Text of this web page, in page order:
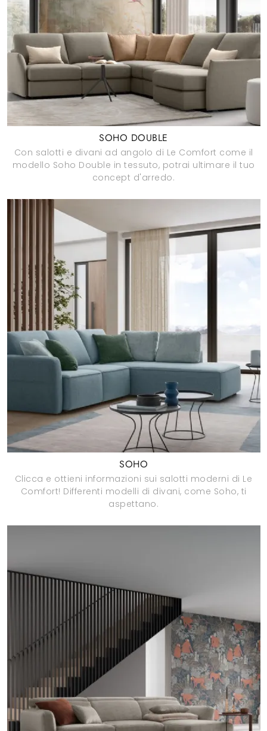
SOHO DOUBLE
Con salotti e divani ad angolo di Le Comfort come il
modello Soho Double in tessuto, potrai ultimare il tuo
concept d'arredo.
SOHO
Clicca e ottieni informazioni sui salotti moderni di Le
Comfort! Differenti modelli di divani, come Soho, ti
aspettano.